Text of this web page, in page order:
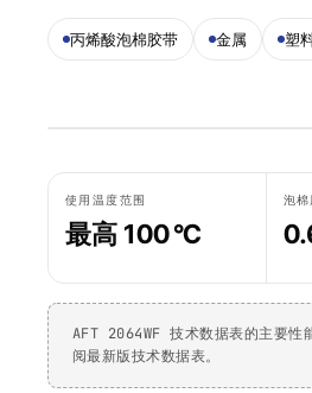
浏览更多→ 浏览
AFT 1120GF
AFT 1200GF 丙烯酸泡棉胶带
AFT 2064WF
浏览更多 →
按基材分类
玻璃与陶瓷
塑料（非PP/PE）
复合材料与玻璃纤维
RoHS声明
各产品技术数据表
丙烯酸泡棉胶带 金属 塑
使用温度范围
最高 100 °C
泡
AFT 2064WF 技术数据表的主要性
阅最新版技术数据表。